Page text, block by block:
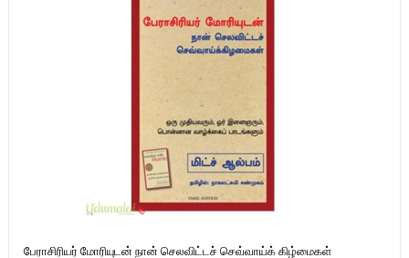
பேராசிரியர் மோரியுடன் நான் செலவிட்டச் செவ்வாய்க் கிழ்மைகள்